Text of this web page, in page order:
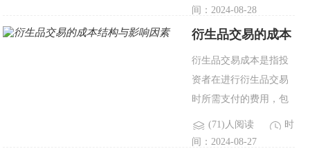
注。特别是在移动设备
普及的背景下，CFD交
向移动端转移，为投资
者提供了更为..
间：2024-08-28
衍生品交易的成本
衍生品交易成本是指投
资者在进行衍生品交易
时所需支付的费用，包
括显性和隐性两部分。
显性成本通常由佣金、
(71)人阅读
时
间：2024-08-27